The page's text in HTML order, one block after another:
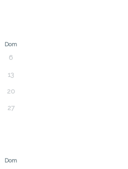
Dom
6
13
20
27
Dom